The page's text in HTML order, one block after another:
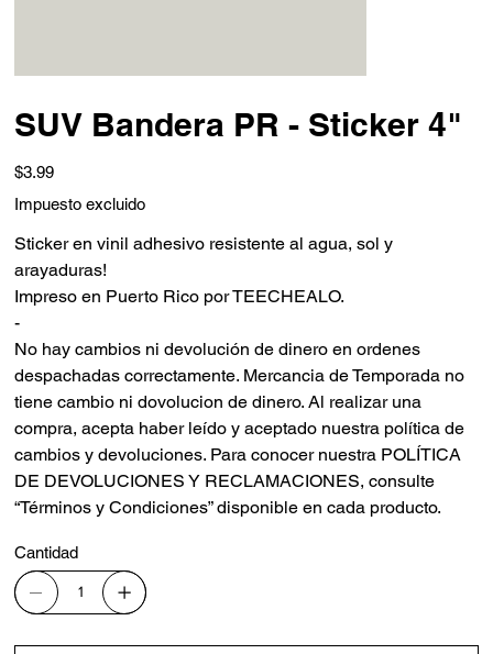
SUV Bandera PR - Sticker 4"
Precio
$3.99
Impuesto excluido
Sticker en vinil adhesivo resistente al agua, sol y
arayaduras!
Impreso en Puerto Rico por TEECHEALO.
-
No hay cambios ni devolución de dinero en ordenes
despachadas correctamente. Mercancia de Temporada no
tiene cambio ni dovolucion de dinero. Al realizar una
compra, acepta haber leído y aceptado nuestra política de
cambios y devoluciones. Para conocer nuestra POLÍTICA
DE DEVOLUCIONES Y RECLAMACIONES, consulte
“Términos y Condiciones” disponible en cada producto.
Cantidad